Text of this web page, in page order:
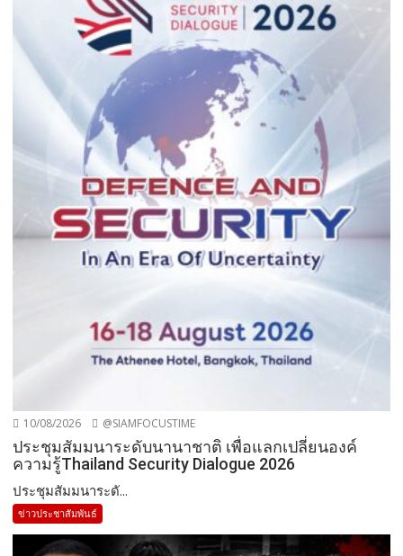
10/08/2026 @SIAMFOCUSTIME
ประชุมสัมมนาระดับนานาชาติ เพื่อแลกเปลี่ยนองค์
ความรู้Thailand Security Dialogue 2026
ประชุมสัมมนาระดั...
ข่าวประชาสัมพันธ์